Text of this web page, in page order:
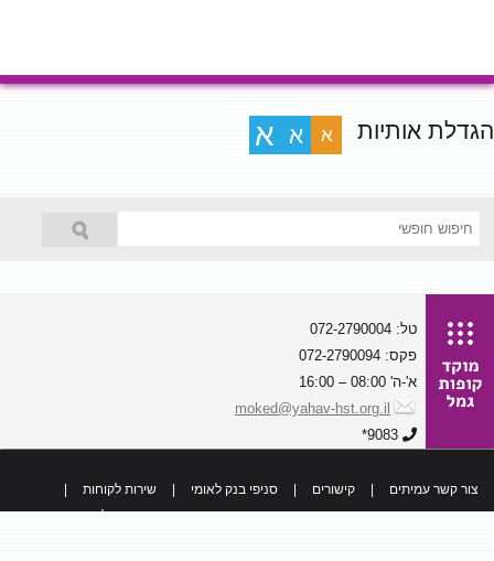
הגדלת אותיות א א א
טל: 072-2790004
פקס: 072-2790094
א'-ה' 08:00 – 16:00
moked@yahav-hst.org.il
9083*
צור קשר עמיתים קישורים סניפי בנק לאומי שירות לקוחות
כל הזכויות שמורות